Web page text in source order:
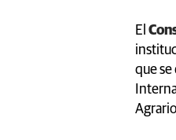
El
que se